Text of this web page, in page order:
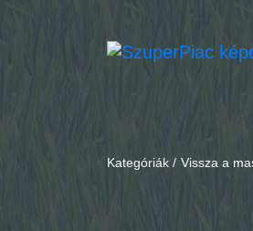
Kategóriák / Vissza a